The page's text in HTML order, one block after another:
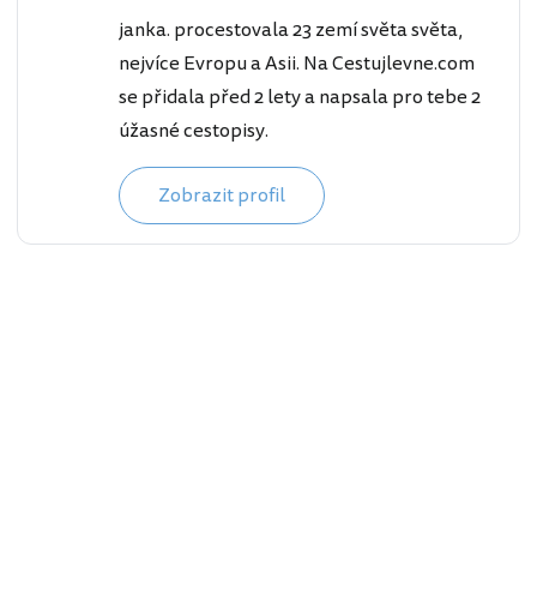
janka. procestovala 23 zemí světa světa,
nejvíce Evropu a Asii. Na Cestujlevne.com
se přidala před 2 lety a napsala pro tebe 2
úžasné cestopisy.
Zobrazit profil